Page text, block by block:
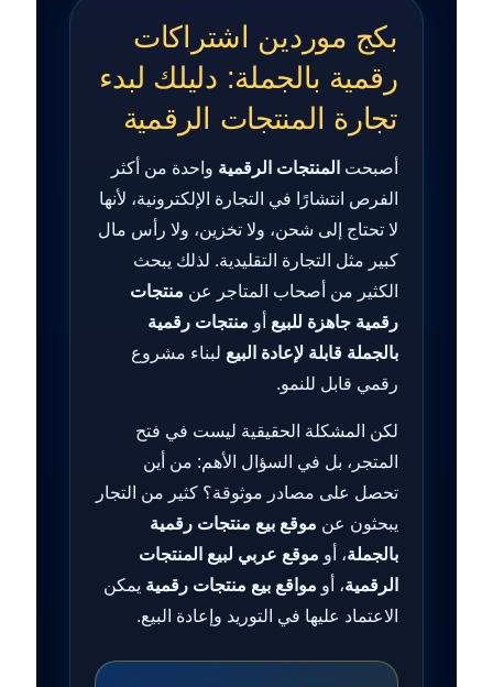
بكج موردين اشتراكات
رقمية بالجملة: دليلك لبدء
تجارة المنتجات الرقمية
أصبحت المنتجات الرقمية واحدة من أكثر
الفرص انتشارًا في التجارة الإلكترونية، لأنها
لا تحتاج إلى شحن، ولا تخزين، ولا رأس مال
كبير مثل التجارة التقليدية. لذلك يبحث
الكثير من أصحاب المتاجر عن منتجات
رقمية جاهزة للبيع أو منتجات رقمية
بالجملة قابلة لإعادة البيع لبناء مشروع
رقمي قابل للنمو.
لكن المشكلة الحقيقية ليست في فتح
المتجر، بل في السؤال الأهم: من أين
تحصل على مصادر موثوقة؟ كثير من التجار
يبحثون عن موقع بيع منتجات رقمية
بالجملة، أو موقع عربي لبيع المنتجات
الرقمية، أو مواقع بيع منتجات رقمية يمكن
الاعتماد عليها في التوريد وإعادة البيع.